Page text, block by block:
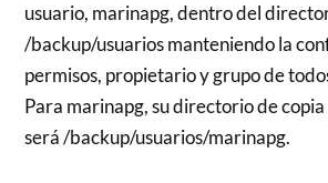
usuario, marinapg, dentro del
/backup/usuarios manteniendo la
permisos, propietario y grupo de
Para marinapg, su directorio de
será /backup/usuarios/marinapg.